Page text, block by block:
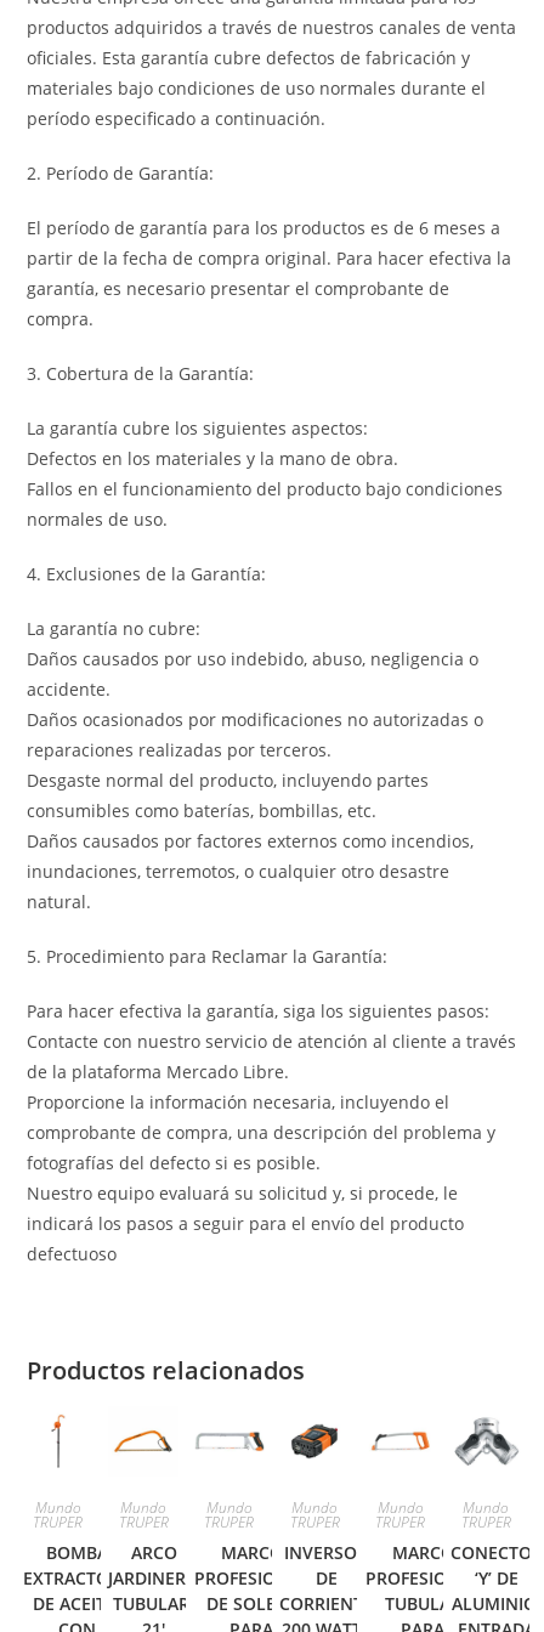
productos adquiridos a través de nuestros canales de venta
oficiales. Esta garantía cubre defectos de fabricación y
materiales bajo condiciones de uso normales durante el
período especificado a continuación.
2. Período de Garantía:
El período de garantía para los productos es de 6 meses a
partir de la fecha de compra original. Para hacer efectiva la
garantía, es necesario presentar el comprobante de
compra.
3. Cobertura de la Garantía:
La garantía cubre los siguientes aspectos:
Defectos en los materiales y la mano de obra.
Fallos en el funcionamiento del producto bajo condiciones
normales de uso.
4. Exclusiones de la Garantía:
La garantía no cubre:
Daños causados por uso indebido, abuso, negligencia o
accidente.
Daños ocasionados por modificaciones no autorizadas o
reparaciones realizadas por terceros.
Desgaste normal del producto, incluyendo partes
consumibles como baterías, bombillas, etc.
Daños causados por factores externos como incendios,
inundaciones, terremotos, o cualquier otro desastre
natural.
5. Procedimiento para Reclamar la Garantía:
Para hacer efectiva la garantía, siga los siguientes pasos:
Contacte con nuestro servicio de atención al cliente a través
de la plataforma Mercado Libre.
Proporcione la información necesaria, incluyendo el
comprobante de compra, una descripción del problema y
fotografías del defecto si es posible.
Nuestro equipo evaluará su solicitud y, si procede, le
indicará los pasos a seguir para el envío del producto
defectuoso
Productos relacionados
Mundo
TRUPER
BOMBA
EXTRACTORA
DE ACEITE,
Mundo
TRUPER
ARCO
JARDINERO
TUBULAR,
Mundo
TRUPER
MARCO
PROFESIONAL
DE SOLERA
Mundo
TRUPER
INVERSOR
DE
CORRIENTE
Mundo
TRUPER
MARCO
PROFESIONAL
TUBULAR
Mundo
TRUPER
CONECTOR
‘Y’ DE
ALUMINIO,